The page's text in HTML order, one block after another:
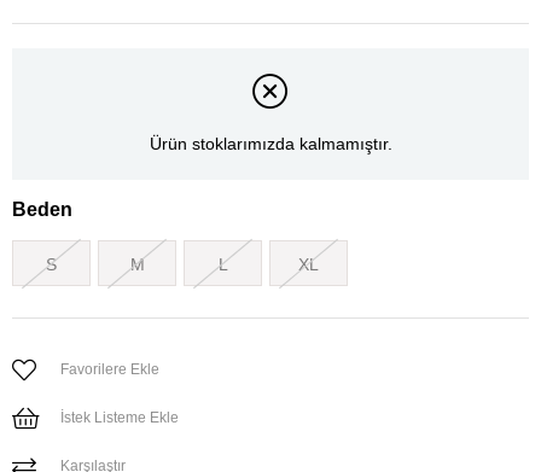
Ürün stoklarımızda kalmamıştır.
Beden
S M L XL
Favorilere Ekle
İstek Listeme Ekle
Karşılaştır